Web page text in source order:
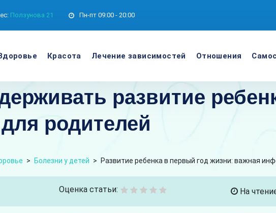
Ползунова 21 Пн-пт 09:00 - 20:00
Красота Лечение зависимостей Отношения
развитие
родителей
> Болезни у детей > Развитие ребенка в первый год жизни: важная
Оценка статьи: На